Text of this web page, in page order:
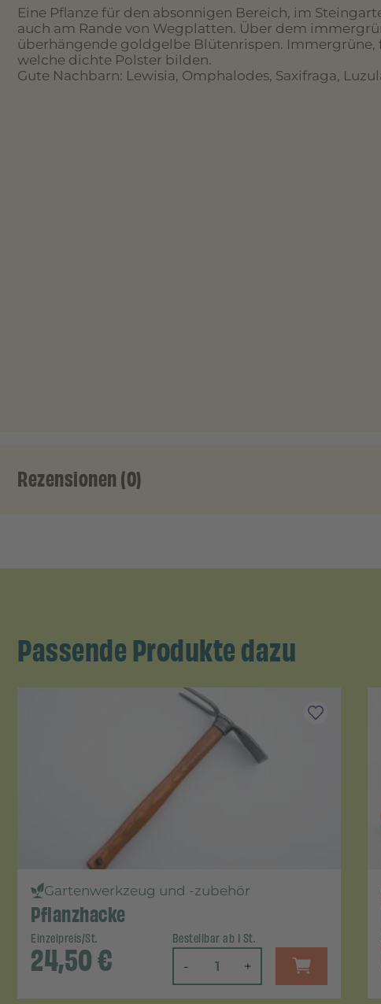
Eine Pflanze für den absonnigen Bereich, im
auch am Rande von Wegplatten. Über dem
überhängende goldgelbe Blütenrispen. Immergrüne,
welche dichte Polster bilden.
Gute Nachbarn: Lewisia, Omphalodes, Saxifraga,
Rezensionen (0)
Passende Produkte dazu
Gartenwerkzeug und -zubehör
Pflanzhacke
Einzelpreis/St.
24,50€
Bestellbar ab 1 St.
- +